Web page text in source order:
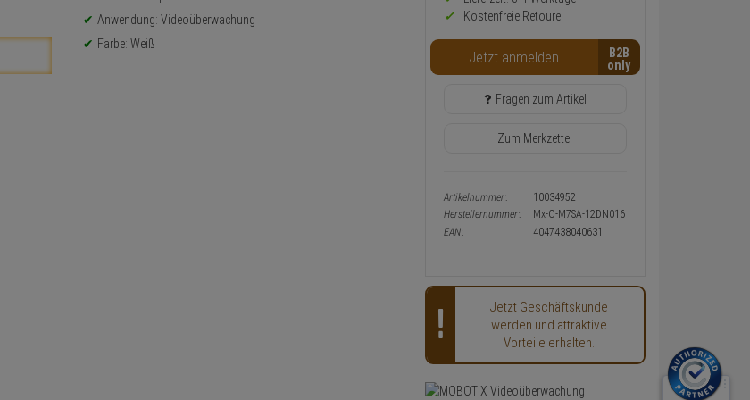
Anwendung: Videoüberwachung
Farbe: Weiß
Warenkorb-
oder
Konfigurieren-
Button
Kostenfreie Retoure
Jetzt anmelden B2B
Fragen zum Artikel
Zum Merkzettel
Artikelnummer:
10034952
Herstellernummer:
Mx-O-M7SA-12DN016
EAN:
4047438040631
Jetzt Geschäftskunde
werden und attraktive
Vorteile erhalten.